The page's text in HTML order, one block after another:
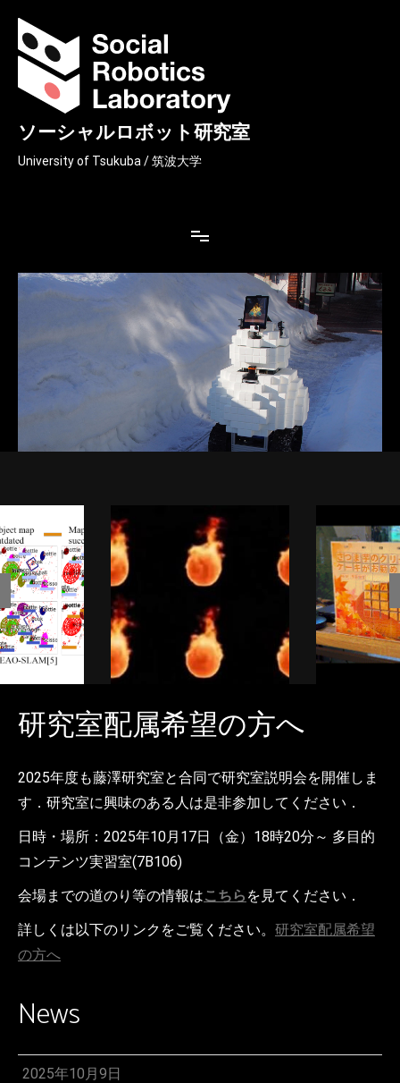
ソーシャルロボット研究室
University of Tsukuba / 筑波大学
研究室配属希望の方へ
2025年度も藤澤研究室と合同で研究室説明会を開催しま
す．研究室に興味のある人は是非参加してください．
日時・場所：2025年10月17日（金）18時20分～ 多目的
コンテンツ実習室(7B106)
会場までの道のり等の情報はこちら を見てください．
詳しくは以下のリンクをご覧ください。 研究室配属希望
の方へ
News
2025年10月9日